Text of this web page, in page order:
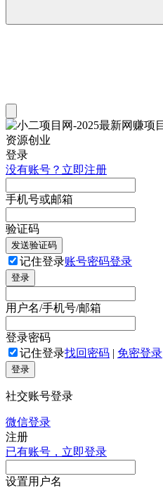
登录
没有账号？立即注册
手机号或邮箱
验证码
发送验证码
记住登录账号密码登录
登录
用户名/手机号/邮箱
登录密码
记住登录找回密码 | 免密登录
登录
社交账号登录
微信登录
注册
已有账号，立即登录
设置用户名